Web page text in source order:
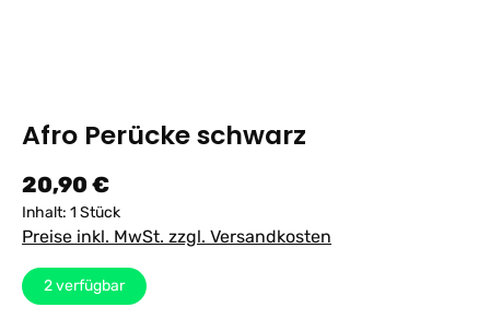
Afro Perücke schwarz
Regulärer Preis:
20,90 €
Inhalt: 1 Stück
Preise inkl. MwSt. zzgl. Versandkosten
2verfügbar